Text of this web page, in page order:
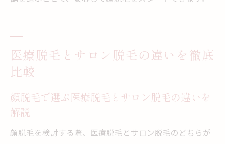
医療脱毛とサロン脱毛の違いを徹底
比較
顔脱毛で選ぶ医療脱毛とサロン脱毛の違いを
解説
顔脱毛を検討する際、医療脱毛とサロン脱毛のどちらが